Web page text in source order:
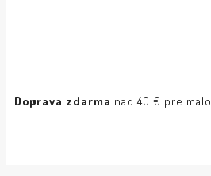
Doprava zdarma nad 40 € pre